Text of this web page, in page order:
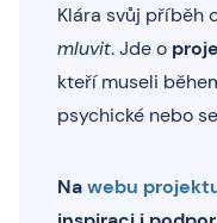
Klára svůj příběh
mluvit. Jde o
kteří museli
psychické nebo
Nawebu